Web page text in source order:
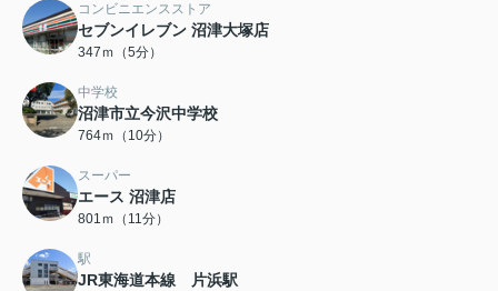
コンビニエンスストア
セブンイレブン 沼津大塚店
347ｍ（5分）
中学校
沼津市立今沢中学校
764ｍ（10分）
スーパー
エース 沼津店
801ｍ（11分）
駅
JR東海道本線 片浜駅